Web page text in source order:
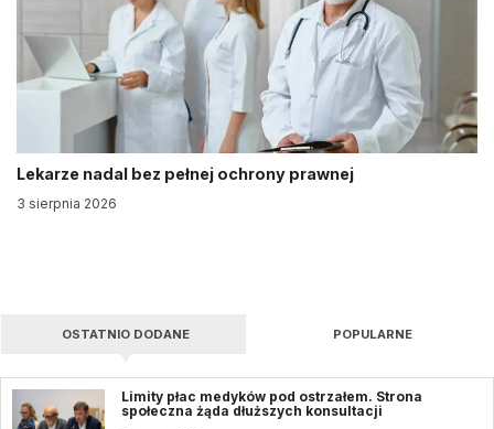
Lekarze nadal bez pełnej ochrony prawnej
3 sierpnia 2026
OSTATNIO DODANE POPULARNE
Limity płac medyków pod ostrzałem. Strona
społeczna żąda dłuższych konsultacji